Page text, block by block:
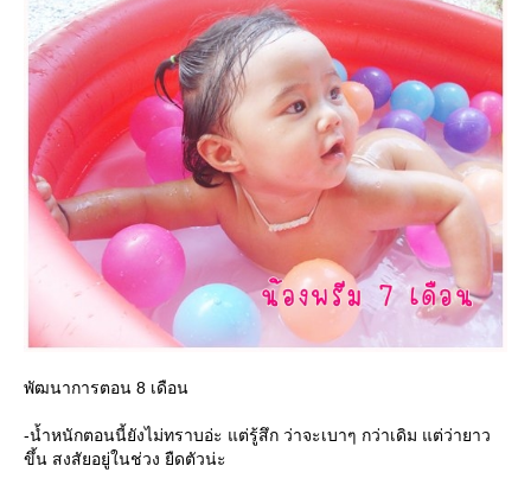
พัฒนาการตอน 8 เดือน
-น้ำหนักตอนนี้ยังไม่ทราบอ่ะ แต่รู้สึก ว่าจะเบาๆ กว่าเดิม แต่ว่ายาว
ขึ้น สงสัยอยู่ในช่วง ยืดตัวน่ะ